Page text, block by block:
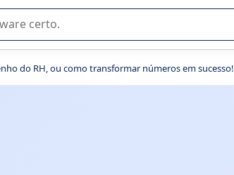
sua empresa.
do RH, ou como transformar números em sucesso!